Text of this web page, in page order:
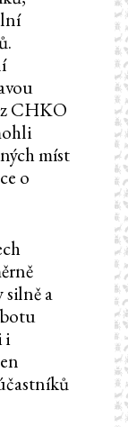
CHKO
míst
o
silně a
i